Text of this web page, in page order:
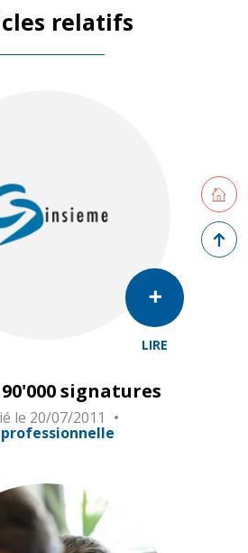
relatifs
LIRE
signatures
le 20/07/2011
Retour